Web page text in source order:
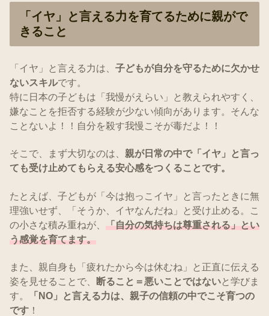
「イヤ」と言える力を育てるために親がで
きること
「イヤ」と言える力は、 子どもが自分を守るために欠かせ
ないスキルです。
特に日本の子どもは「我慢がえらい」と教えられやすく、
嫌なことを拒否する経験が少ない傾向があります。そんな
ことないよ！！自分を殺す我慢こそが毒だよ！！
そこで、まず大切なのは、 親が日常の中で「イヤ」と言っ
ても受け止めてもらえる安心感をつくることです。
たとえば、子どもが「今は抱っこイヤ」と言ったときに無
理強いせず、「そうか、イヤなんだね」と受け止める。こ
の小さな積み重ねが、 「自分の気持ちは尊重される」とい
う感覚を育てます。
また、親自身も「疲れたから今は休むね」と正直に伝える
姿を見せることで、
断ること＝悪いことではないと学びま
す。
「NO」と言える力は、親子の信頼の中でこそ育つの
です ！